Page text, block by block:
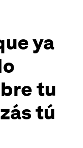
ya
tu
tú